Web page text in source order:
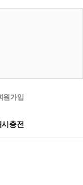
원가입
시충전